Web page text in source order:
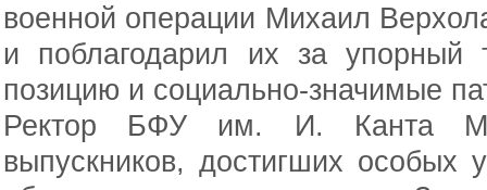
военной операции Михаил
и поблагодарил их за упорный
позицию и социально-значимые
Ректор БФУ им. И. Канта
выпускников, достигших особых